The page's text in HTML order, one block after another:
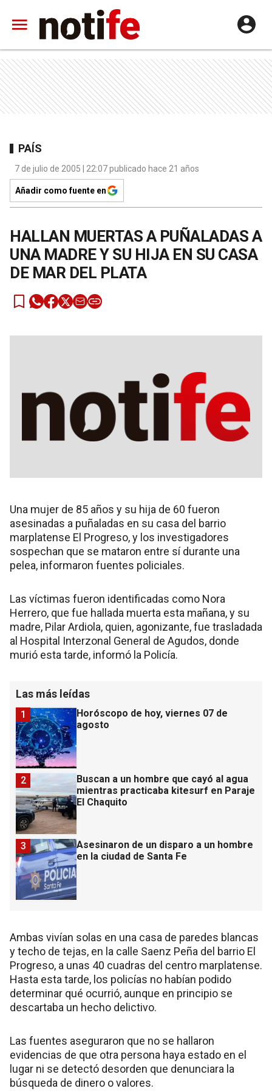
PAÍS
7 de julio de 2005 | 22:07 publicado hace 21 años
Añadir como fuente en
HALLAN MUERTAS A PUÑALADAS A
UNA MADRE Y SU HIJA EN SU CASA
DE MAR DEL PLATA
Una mujer de 85 años y su hija de 60 fueron
asesinadas a puñaladas en su casa del barrio
marplatense El Progreso, y los investigadores
sospechan que se mataron entre sí durante una
pelea, informaron fuentes policiales.
Las víctimas fueron identificadas como Nora
Herrero, que fue hallada muerta esta mañana, y su
madre, Pilar Ardiola, quien, agonizante, fue trasladada
al Hospital Interzonal General de Agudos, donde
murió esta tarde, informó la Policía.
Las más leídas
Horóscopo de hoy, viernes 07 de
agosto
1
Buscan a un hombre que cayó al agua
mientras practicaba kitesurf en Paraje
El Chaquito
2
Asesinaron de un disparo a un hombre
en la ciudad de Santa Fe
3
Ambas vivían solas en una casa de paredes blancas
y techo de tejas, en la calle Saenz Peña del barrio El
Progreso, a unas 40 cuadras del centro marplatense.
Hasta esta tarde, los policías no habían podido
determinar qué ocurrió, aunque en principio se
descartaba un hecho delictivo.
Las fuentes aseguraron que no se hallaron
evidencias de que otra persona haya estado en el
lugar ni se detectó desorden que denunciara la
búsqueda de dinero o valores.